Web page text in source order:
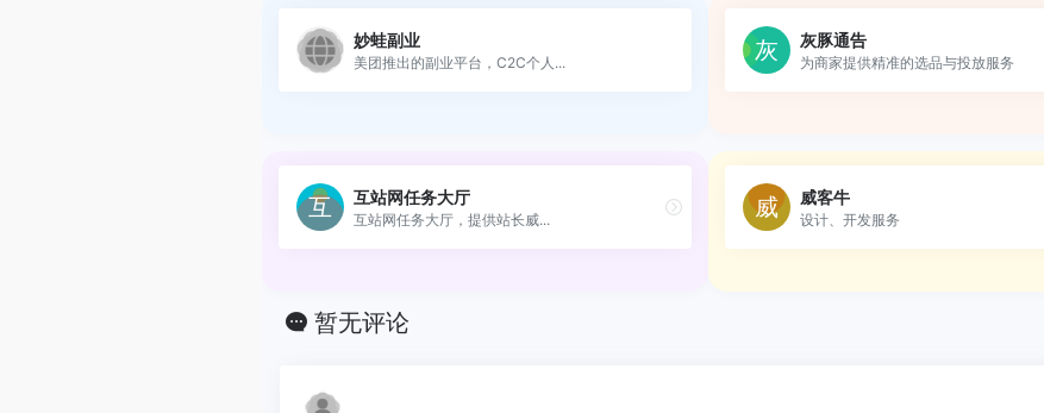
妙蛙副业
美团推出的副业平台，C2C个人...
灰豚通告
为商家提供精准的选品与投放服务
互站网任务大厅
互站网任务大厅，提供站长威...
威客牛
设计、开发服务
暂无评论